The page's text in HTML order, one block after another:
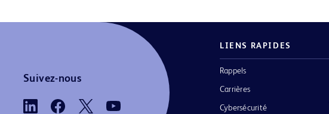
Suivez-nous
LIENS RAPIDES
Rappels
Carrières
Cybersécurité